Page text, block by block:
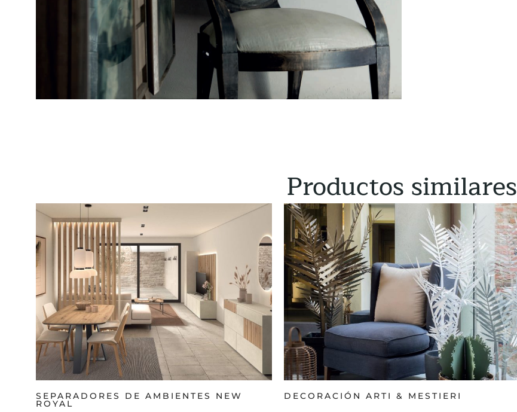
Productos similares
SEPARADORES DE AMBIENTES NEW
ROYAL
DECORACIÓN ARTI & MESTIERI